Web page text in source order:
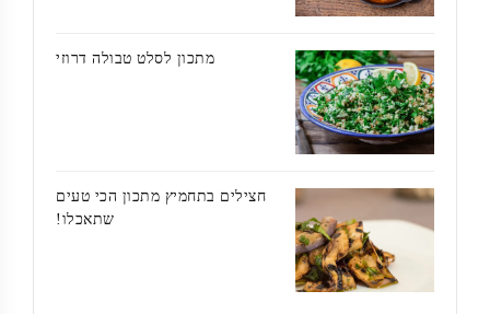
מתכון לסלט טבולה דרוזי
חצילים בתחמיץ מתכון הכי טעים
שתאכלו!